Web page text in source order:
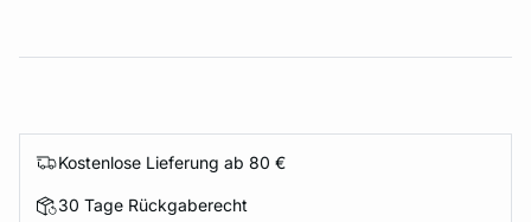
Kostenlose Lieferung ab 80 €
30 Tage Rückgaberecht